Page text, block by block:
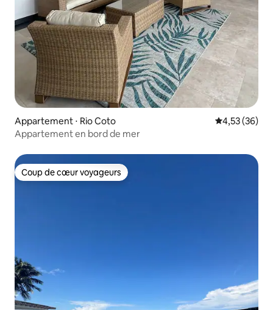
Appartement ⋅ Rio Coto Évaluation
4,53 (36)
Appartement en bord de mer
Coup de cœur voyageurs
Coup de cœur voyageurs